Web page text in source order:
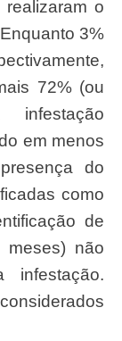
3%
72% (ou
em menos
do
como
de
meses) não
infestação.